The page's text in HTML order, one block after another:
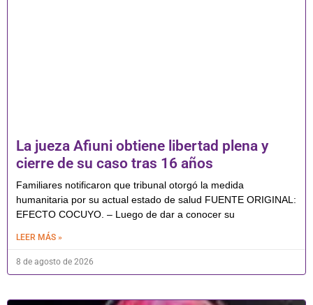
La jueza Afiuni obtiene libertad plena y
cierre de su caso tras 16 años
Familiares notificaron que tribunal otorgó la medida
humanitaria por su actual estado de salud FUENTE ORIGINAL:
EFECTO COCUYO. – Luego de dar a conocer su
LEER MÁS »
8 de agosto de 2026